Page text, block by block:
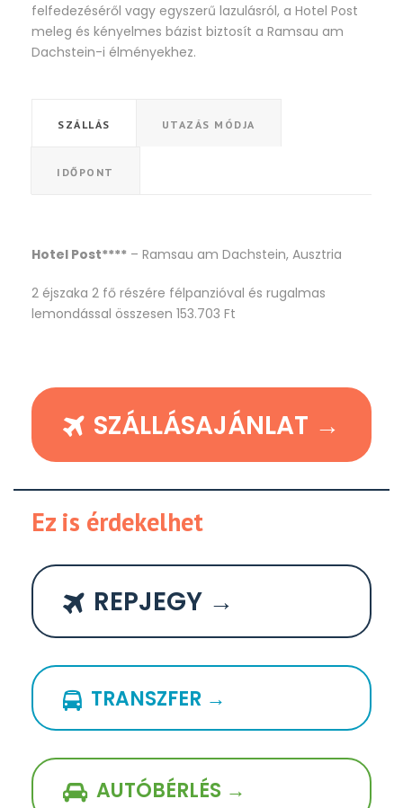
felfedezéséről vagy egyszerű lazulásról, a Hotel Post
meleg és kényelmes bázist biztosít a Ramsau am
Dachstein-i élményekhez.
SZÁLLÁS UTAZÁS MÓDJA
IDŐPONT
Hotel Post**** – Ramsau am Dachstein, Ausztria
2 éjszaka 2 fő részére félpanzióval és rugalmas
lemondással összesen 153.703 Ft
SZÁLLÁSAJÁNLAT →
Ez is érdekelhet
REPJEGY →
TRANSZFER →
AUTÓBÉRLÉS →